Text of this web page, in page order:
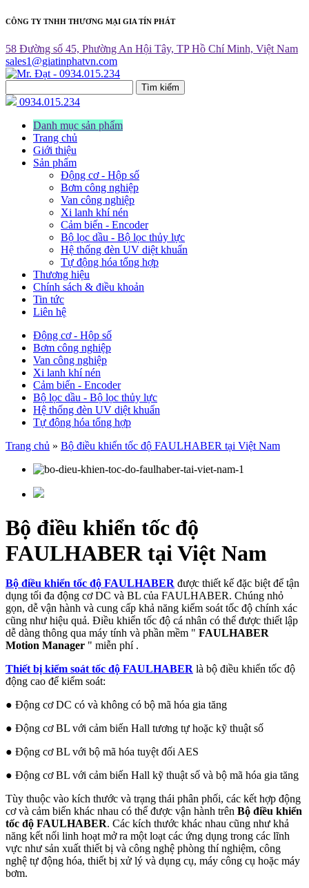
CÔNG TY TNHH THƯƠNG MẠI GIA TÍN PHÁT
58 Đường số 45, Phường An Hội Tây, TP Hồ Chí Minh, Việt Nam
sales1@giatinphatvn.com
Tìm kiếm
0934.015.234
Danh mục sản phẩm
Trang chủ
Giới thiệu
Sản phẩm
Động cơ - Hộp số
Bơm công nghiệp
Van công nghiệp
Xi lanh khí nén
Cảm biến - Encoder
Bộ lọc dầu - Bộ lọc thủy lực
Hệ thống đèn UV diệt khuẩn
Tự động hóa tổng hợp
Thương hiệu
Chính sách & điều khoản
Tin tức
Liên hệ
Động cơ - Hộp số
Bơm công nghiệp
Van công nghiệp
Xi lanh khí nén
Cảm biến - Encoder
Bộ lọc dầu - Bộ lọc thủy lực
Hệ thống đèn UV diệt khuẩn
Tự động hóa tổng hợp
Trang chủ » Bộ điều khiển tốc độ FAULHABER tại Việt Nam
Bộ điều khiển tốc độ
FAULHABER tại Việt Nam
Bộ điều khiển tốc độ FAULHABER được thiết kế đặc biệt để tận
dụng tối đa động cơ DC và BL của FAULHABER. Chúng nhỏ
gọn, dễ vận hành và cung cấp khả năng kiểm soát tốc độ chính xác
cũng như hiệu quả. Điều khiển tốc độ cá nhân có thể được thiết lập
dễ dàng thông qua máy tính và phần mềm " FAULHABER
Motion Manager " miễn phí .
Thiết bị kiểm soát tốc độ FAULHABER là bộ điều khiển tốc độ
động cao để kiểm soát:
● Động cơ DC có và không có bộ mã hóa gia tăng
● Động cơ BL với cảm biến Hall tương tự hoặc kỹ thuật số
● Động cơ BL với bộ mã hóa tuyệt đối AES
● Động cơ BL với cảm biến Hall kỹ thuật số và bộ mã hóa gia tăng
Tùy thuộc vào kích thước và trạng thái phân phối, các kết hợp động
cơ và cảm biến khác nhau có thể được vận hành trên Bộ điều khiển
tốc độ FAULHABER. Các kích thước khác nhau cũng như khả
năng kết nối linh hoạt mở ra một loạt các ứng dụng trong các lĩnh
vực như sản xuất thiết bị và công nghệ phòng thí nghiệm, công
nghệ tự động hóa, thiết bị xử lý và dụng cụ, máy công cụ hoặc máy
bơm.